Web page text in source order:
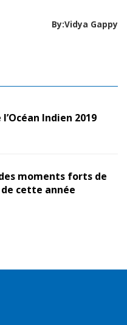
By:Vidya Gappy
Indien 2019
moments forts de
cette année